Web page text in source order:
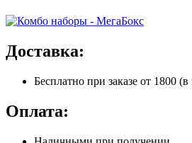
Доставка:
Бесплатно при заказе от 1800
Оплата: